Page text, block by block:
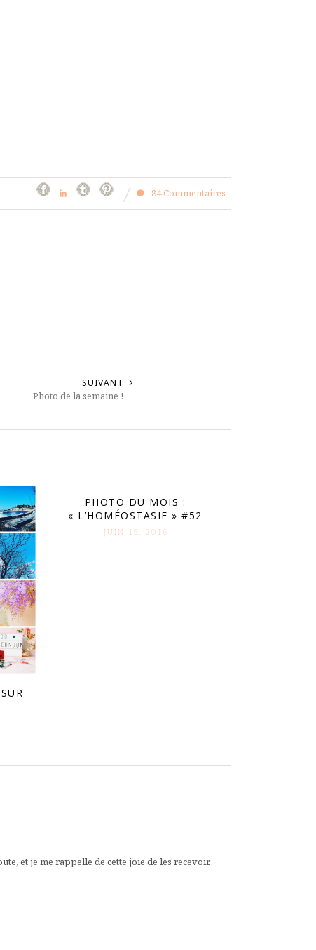
84 Commentaires
SUIVANT
Photo de la semaine !
PHOTO DU MOIS :
« L’HOMÉOSTASIE » #52
JUIN 15. 2016
et je me rappelle de cette joie de les recevoir..